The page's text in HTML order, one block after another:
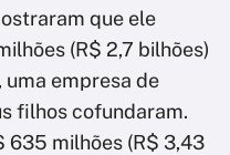
que ele
(R$ 2,7 bilhões)
, uma empresa de
filhos cofundaram.
635 milhões (R$ 3,43